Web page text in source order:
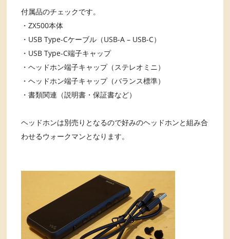
付属品のチェックです。
・ZX500本体
・USB Type-Cケーブル（USB-A – USB-C）
・USB Type-C端子キャップ
・ヘッドホン端子キャップ（ステレオミニ）
・ヘッドホン端子キャップ（バランス標準）
・書類関連（説明書・保証書など）
ヘッドホンは別売りとなるので好みのヘッドホンと組み合
わせるウォークマンとなります。